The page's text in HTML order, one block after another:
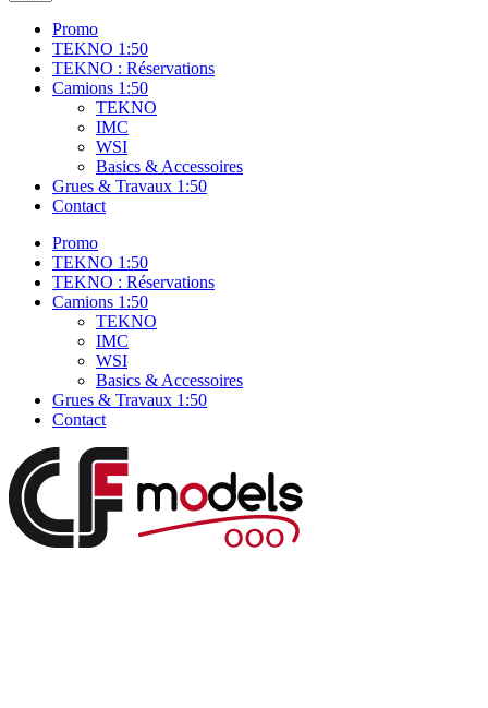
Promo
TEKNO 1:50
TEKNO : Réservations
Camions 1:50
TEKNO
IMC
WSI
Basics & Accessoires
Grues & Travaux 1:50
Contact
Promo
TEKNO 1:50
TEKNO : Réservations
Camions 1:50
TEKNO
IMC
WSI
Basics & Accessoires
Grues & Travaux 1:50
Contact